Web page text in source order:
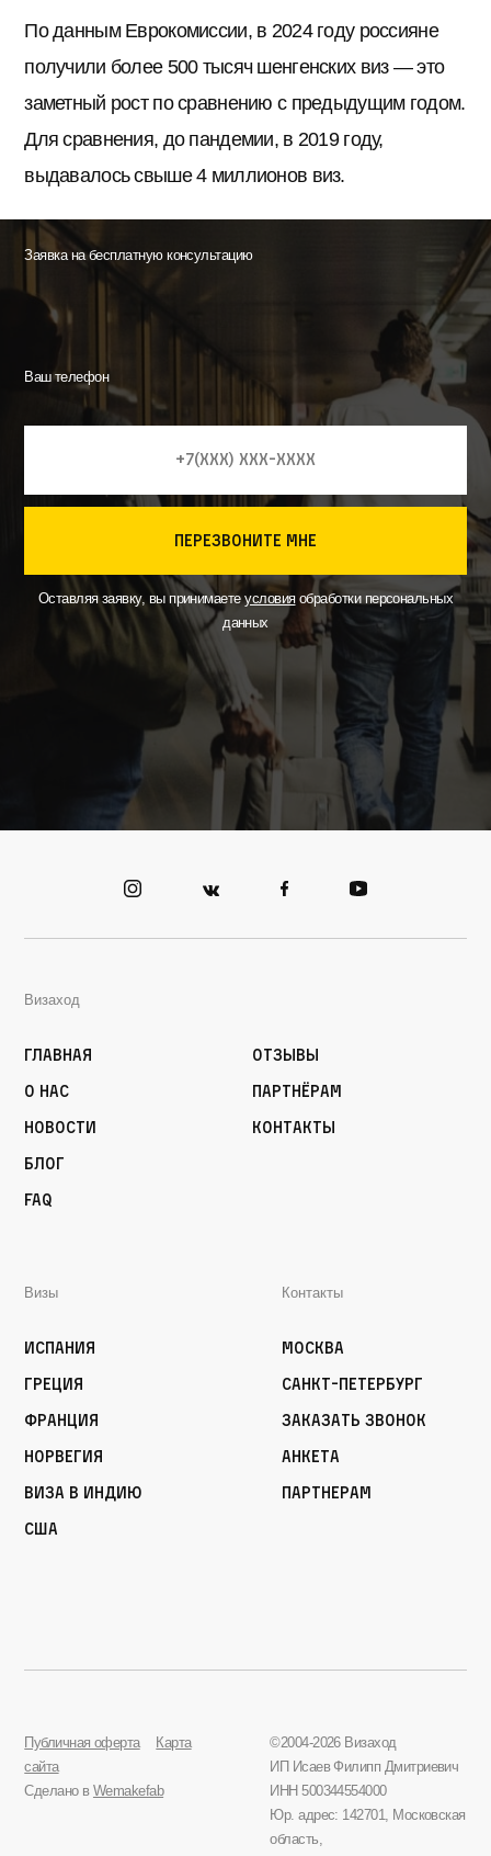
По данным Еврокомиссии, в 2024 году россияне
получили более 500 тысяч шенгенских виз — это
заметный рост по сравнению с предыдущим годом.
Для сравнения, до пандемии, в 2019 году,
выдавалось свыше 4 миллионов виз.
Заявка на бесплатную консультацию
Ваш телефон
перезвоните мне
Оставляя заявку, вы принимаетеусловияобработки персональных
данных
Визаход
Главная
О нас
Новости
Блог
FAQ
Отзывы
Партнёрам
Контакты
Визы
Испания
Греция
Франция
Норвегия
Виза в Индию
США
Контакты
Москва
Санкт-Петербург
Заказать звонок
Анкета
Партнерам
Публичная оферта
Карта
сайта
Сделано в Wemakefab
©2004-2026 Визаход
ИП Исаев Филипп Дмитриевич
ИНН 500344554000
Юр. адрес: 142701, Московская
область,